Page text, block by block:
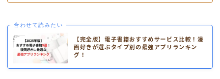
合わせて読みたい
【完全版】電子書籍おすすめサービス比較！漫
画好きが選ぶタイプ別の最強アプリランキン
グ！